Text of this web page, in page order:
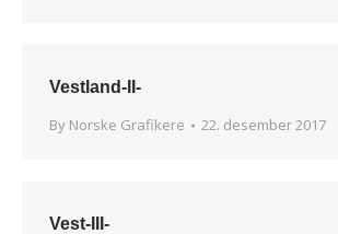
Vestland-II-
By Norske Grafikere 22. desember 2017
Vest-III-